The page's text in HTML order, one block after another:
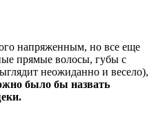
напряженным, но все еще
прямые волосы, губы с
неожиданно и весело),
было бы назвать